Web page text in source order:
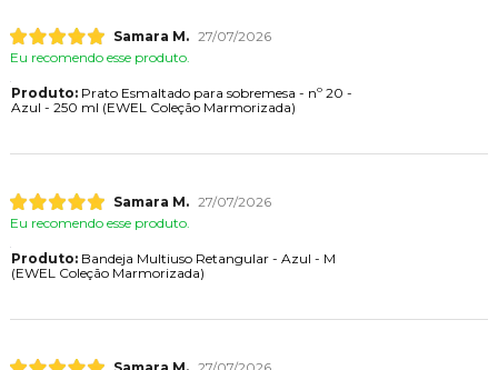
Samara M. 27/07/2026
Eu recomendo esse produto.
Produto:Prato Esmaltado para sobremesa - nº 20 -
Azul - 250 ml (EWEL Coleção Marmorizada)
Samara M. 27/07/2026
Eu recomendo esse produto.
Produto:Bandeja Multiuso Retangular - Azul - M
(EWEL Coleção Marmorizada)